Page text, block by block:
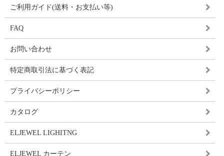
ご利用ガイド(送料・お支払い等)
FAQ
お問い合わせ
特定商取引法に基づく表記
プライバシーポリシー
カタログ
ELJEWEL LIGHITNG
ELJEWEL カーテン